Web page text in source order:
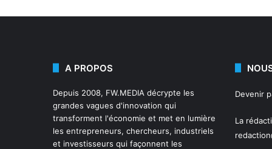
A PROPOS
Depuis 2008, FW.MEDIA décrypte les
grandes vagues d'innovation qui
transforment l'économie et met en lumière
les entrepreneurs, chercheurs, industriels
et investisseurs qui façonnent les
Devenir
La